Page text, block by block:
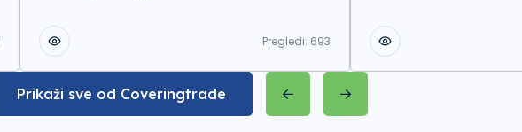
Pregledi: 693
Prikaži sve od Coveringtrade